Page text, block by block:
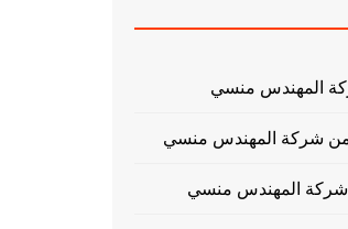
المهندس منسي
شركة المهندس منسي
شركة المهندس منسي